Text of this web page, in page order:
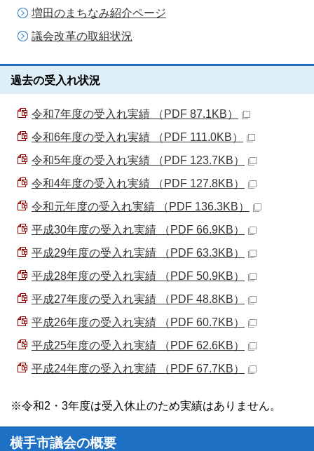
増田のまちなみ紹介ページ
議会改革の取組状況
過去の受入れ状況
令和7年度の受入れ実績 （PDF 87.1KB）
令和6年度の受入れ実績 （PDF 111.0KB）
令和5年度の受入れ実績 （PDF 123.7KB）
令和4年度の受入れ実績 （PDF 127.8KB）
令和元年度の受入れ実績 （PDF 136.3KB）
平成30年度の受入れ実績 （PDF 66.9KB）
平成29年度の受入れ実績 （PDF 63.3KB）
平成28年度の受入れ実績 （PDF 50.9KB）
平成27年度の受入れ実績 （PDF 48.8KB）
平成26年度の受入れ実績 （PDF 60.7KB）
平成25年度の受入れ実績 （PDF 62.6KB）
平成24年度の受入れ実績 （PDF 67.7KB）
※令和2・3年度は受入休止のため実績はありません。
横手市議会の概要